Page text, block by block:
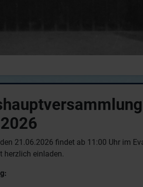
21.06.2026 findet ab 11:00 Uhr im
herzlich einladen.